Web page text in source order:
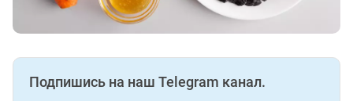
Подпишись на наш Telegram канал.